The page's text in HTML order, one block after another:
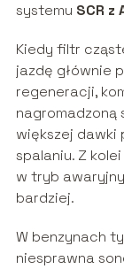
systemu SCR z
Kiedy filtr
jazdę głównie
regeneracji,
nagromadzoną
większej dawki
spalaniu. Z
w tryb
bardziej.
W benzynach
niesprawna